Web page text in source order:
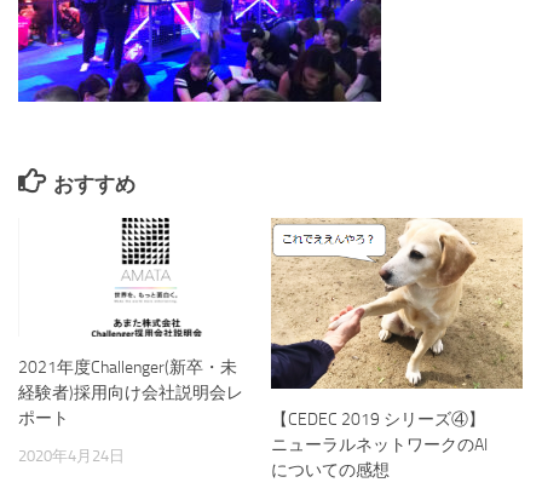
おすすめ
2021年度Challenger(新卒・未
経験者)採用向け会社説明会レ
ポート
2020年4月24日
【CEDEC 2019 シリーズ④】
ニューラルネットワークのAI
についての感想